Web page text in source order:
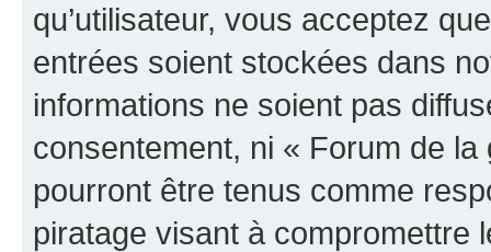
qu’utilisateur, vous acceptez
entrées soient stockées dans
informations ne soient pas
consentement, ni « Forum de
pourront être tenus comme
piratage visant à compromettre